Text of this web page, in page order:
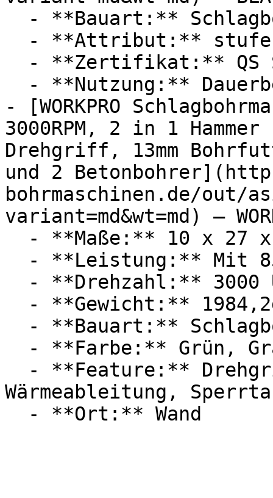
- [WORKPRO
3000RPM, 2 in 1
Drehgriff, 13mm
und 2
bohrmaschinen.de/out/
variant=md&wt=md) —
Wärmeableitung,